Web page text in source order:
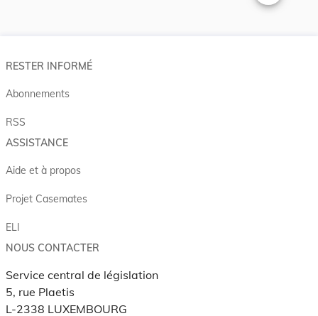
Changer la
RESTER INFORMÉ
Abonnements
RSS
ASSISTANCE
Aide et à propos
Projet Casemates
ELI
NOUS CONTACTER
Service central de législation
5, rue Plaetis
L-2338 LUXEMBOURG